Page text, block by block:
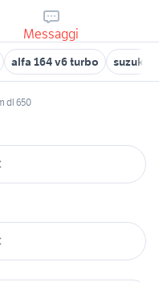
Messaggi
alfa 164 v6 turbo suzuki
dl 650